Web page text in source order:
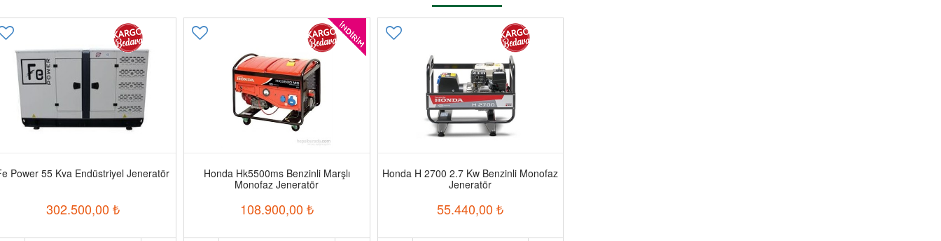
Power 55 Kva Endüstriyel Jeneratör
302.500,00 ₺
Honda Hk5500ms Benzinli Marşlı
Monofaz Jeneratör
108.900,00 ₺
Honda H 2700 2.7 Kw Benzinli Monofaz
Jeneratör
55.440,00 ₺